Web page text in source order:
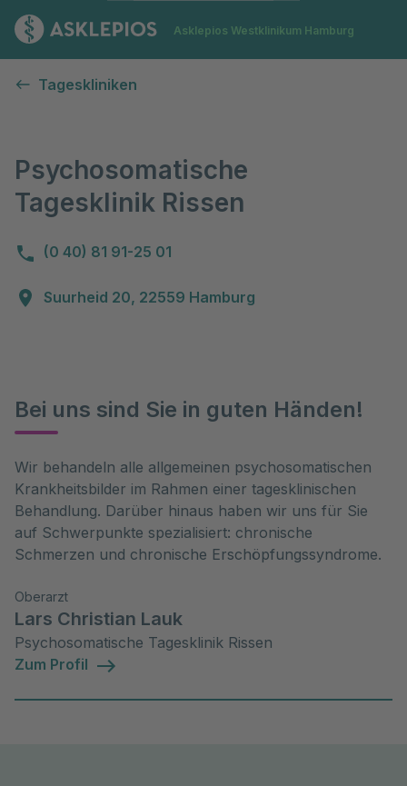
Zur Startseite
Asklepios Westklinikum Hamburg
Tageskliniken
Psychosomatische
Tagesklinik Rissen
(0 40) 81 91-25 01
Suurheid 20, 22559 Hamburg
Bei uns sind Sie in guten Händen!
Wir behandeln alle allgemeinen psychosomatischen
Krankheitsbilder im Rahmen einer tagesklinischen
Behandlung. Darüber hinaus haben wir uns für Sie
auf Schwerpunkte spezialisiert: chronische
Schmerzen und chronische Erschöpfungssyndrome.
Oberarzt
Lars Christian Lauk
Psychosomatische Tagesklinik Rissen
Zum Profil